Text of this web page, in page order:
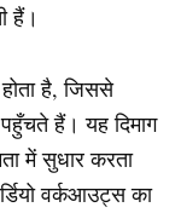
हैं।
है, जिससे
हैं। यह दिमाग
में सुधार करता
वर्कआउट्स का